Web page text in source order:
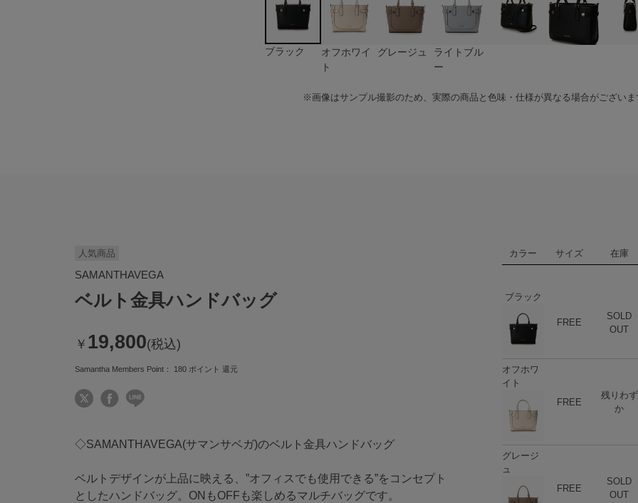
ブラック
オフホワイ
ト
グレージュ
ライトブル
ー
※画像はサンプル撮影のため、実際の商品と色味・仕様が異なる場合がございま
人気商品
SAMANTHAVEGA
ベルト金具ハンドバッグ
￥ 19,800(税込)
Samantha Members Point： 180ポイント 還元
◇SAMANTHAVEGA(サマンサベガ)のベルト金具ハンドバッグ
ベルトデザインが上品に映える、”オフィスでも使用できる”をコンセプト
としたハンドバッグ。ONもOFFも楽しめるマルチバッグです。
カラー サイズ 在庫
ブラック
FREE
SOLD
OUT
商品在庫
オフホワ
イト
FREE
残りわず
か
商品在庫
グレージ
ュ
FREE
SOLD
OUT
ハート 商品在庫